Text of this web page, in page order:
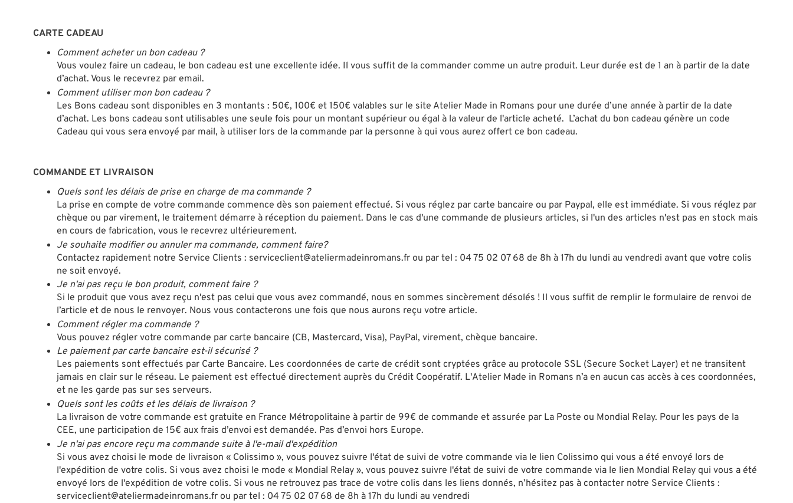
CARTE CADEAU
Comment acheter un bon cadeau ?
Vous voulez faire un cadeau, le bon cadeau est une excellente idée. Il vous suffit de la commander comme un autre produit. Leur durée est de 1 an à partir de la date
d’achat. Vous le recevrez par email.
Comment utiliser mon bon cadeau ?
Les Bons cadeau sont disponibles en 3 montants : 50€, 100€ et 150€ valables sur le site Atelier Made in Romans pour une durée d’une année à partir de la date
d’achat. Les bons cadeau sont utilisables une seule fois pour un montant supérieur ou égal à la valeur de l'article acheté. L’achat du bon cadeau génère un code
Cadeau qui vous sera envoyé par mail, à utiliser lors de la commande par la personne à qui vous aurez offert ce bon cadeau.
COMMANDE ET LIVRAISON
Quels sont les délais de prise en charge de ma commande ?
La prise en compte de votre commande commence dès son paiement effectué. Si vous réglez par carte bancaire ou par Paypal, elle est immédiate. Si vous réglez par
chèque ou par virement, le traitement démarre à réception du paiement. Dans le cas d'une commande de plusieurs articles, si l'un des articles n'est pas en stock mais
en cours de fabrication, vous le recevrez ultérieurement.
Je souhaite modifier ou annuler ma commande, comment faire?
Contactez rapidement notre Service Clients : serviceclient@ateliermadeinromans.fr ou par tel : 04 75 02 07 68 de 8h à 17h du lundi au vendredi avant que votre colis
ne soit envoyé.
Je n'ai pas reçu le bon produit, comment faire ?
Si le produit que vous avez reçu n'est pas celui que vous avez commandé, nous en sommes sincèrement désolés ! Il vous suffit de remplir le formulaire de renvoi de
l’article et de nous le renvoyer. Nous vous contacterons une fois que nous aurons reçu votre article.
Comment régler ma commande ?
Vous pouvez régler votre commande par carte bancaire (CB, Mastercard, Visa), PayPal, virement, chèque bancaire.
Le paiement par carte bancaire est-il sécurisé ?
Les paiements sont effectués par Carte Bancaire. Les coordonnées de carte de crédit sont cryptées grâce au protocole SSL (Secure Socket Layer) et ne transitent
jamais en clair sur le réseau. Le paiement est effectué directement auprès du Crédit Coopératif. L'Atelier Made in Romans n’a en aucun cas accès à ces coordonnées,
et ne les garde pas sur ses serveurs.
Quels sont les coûts et les délais de livraison ?
La livraison de votre commande est gratuite en France Métropolitaine à partir de 99€ de commande et assurée par La Poste ou Mondial Relay. Pour les pays de la
CEE, une participation de 15€ aux frais d’envoi est demandée. Pas d’envoi hors Europe.
Je n'ai pas encore reçu ma commande suite à l'e-mail d'expédition
Si vous avez choisi le mode de livraison « Colissimo », vous pouvez suivre l'état de suivi de votre commande via le lien Colissimo qui vous a été envoyé lors de
l'expédition de votre colis. Si vous avez choisi le mode « Mondial Relay », vous pouvez suivre l'état de suivi de votre commande via le lien Mondial Relay qui vous a été
envoyé lors de l'expédition de votre colis. Si vous ne retrouvez pas trace de votre colis dans les liens donnés, n’hésitez pas à contacter notre Service Clients :
serviceclient@ateliermadeinromans.fr ou par tel : 04 75 02 07 68 de 8h à 17h du lundi au vendredi